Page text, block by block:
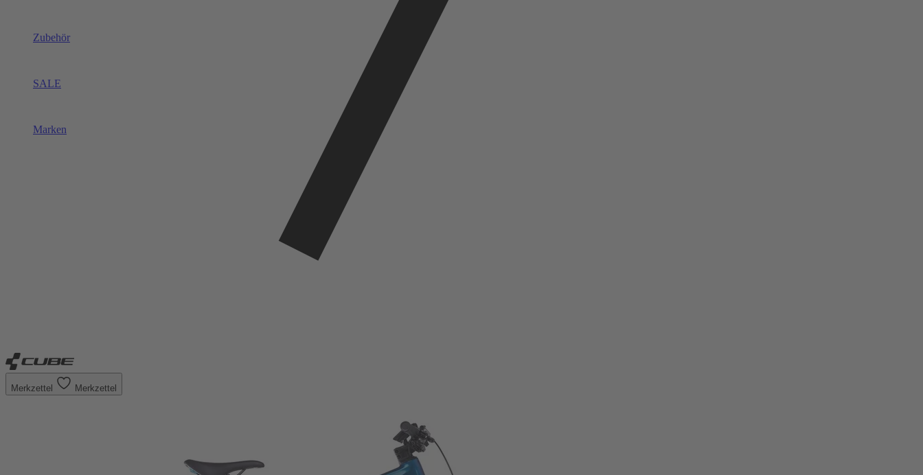
Zubehör
SALE
Marken
Merkzettel Merkzettel